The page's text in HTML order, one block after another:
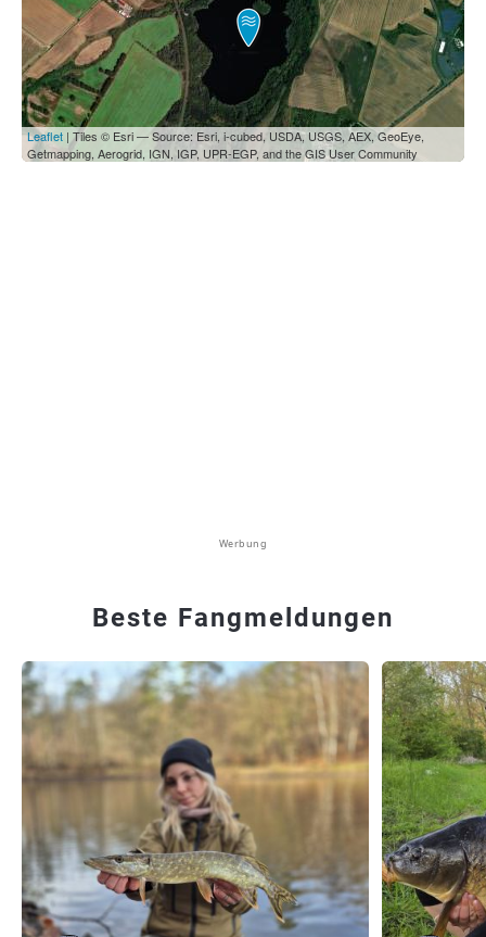
Leaflet | Tiles © Esri — Source: Esri, i-cubed, USDA, USGS, AEX, GeoEye,
Getmapping, Aerogrid, IGN, IGP, UPR-EGP, and the GIS User Community
Werbung
Beste Fangmeldungen